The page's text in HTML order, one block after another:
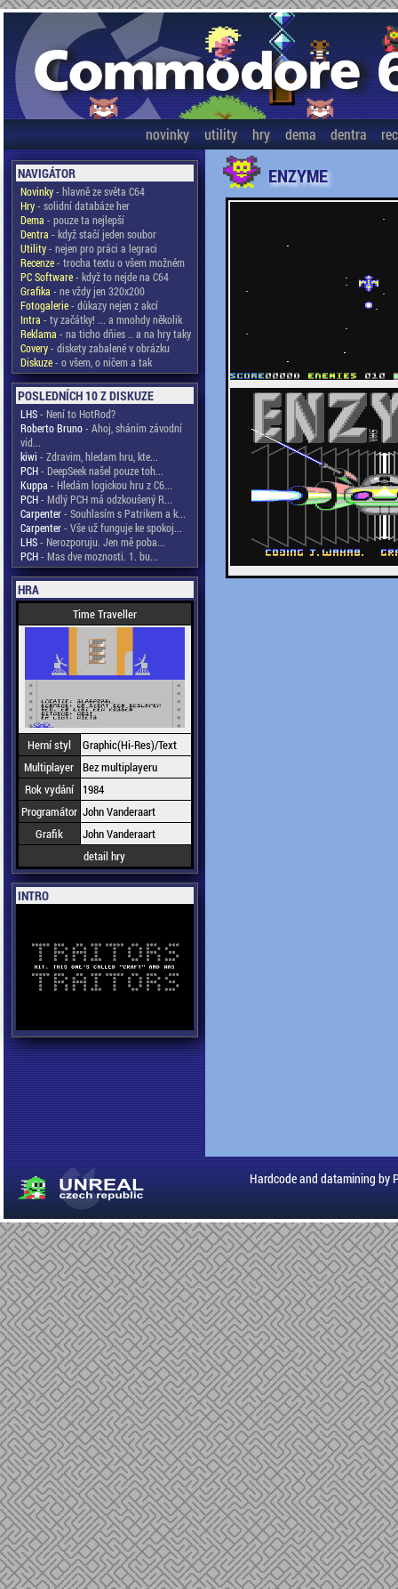
novinky utility hry dema dentra
NAVIGÁTOR
Novinky- hlavně ze světa C64
Hry- solidní databáze her
Dema - pouze ta nejlepší
Dentra - když stačí jeden soubor
Utility- nejen pro práci a legraci
Recenze- trocha textu o všem možném
PC Software- když to nejde na C64
Grafika - ne vždy jen 320x200
Fotogalerie- důkazy nejen z akcí
Intra - ty začátky! ... a mnohdy několik
Reklama - na ticho dňies .. a na hry taky
Covery- diskety zabalené v obrázku
Diskuze- o všem, o ničem a tak
POSLEDNÍCH 10 Z DISKUZE
LHS- Není to HotRod?
Roberto Bruno- Ahoj, sháním závodní
vid...
kiwi - Zdravim, hledam hru, kte...
PCH- DeepSeek našel pouze toh...
Kuppa - Hledám logickou hru z C6...
PCH- Mdlý PCH má odzkoušený R...
Carpenter- Souhlasím s Patrikem a k...
Carpenter- Vše už funguje ke spokoj...
LHS- Nerozporuju. Jen mě poba...
PCH- Mas dve moznosti. 1. bu...
HRA
Time Traveller
Herní styl
Graphic(Hi-Res)/Text
Multiplayer Bez multiplayeru
Rok vydání
1984
Programátor John Vanderaart
Grafik
John Vanderaart
detail hry
INTRO
ENZYME
Hardcode and datamining by